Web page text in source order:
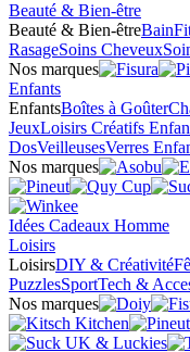
Beauté & Bien-être
Beauté & Bien-êtreBain
RasageSoins Cheveux
Nos marques
Enfants
EnfantsBoîtes à Goûter
JeuxLoisirs Créatifs
DosVeilleusesVerres
Nos marques
Idées Cadeaux Homme
Loisirs
LoisirsDIY & Créativité
PuzzlesSportTech &
Nos marques